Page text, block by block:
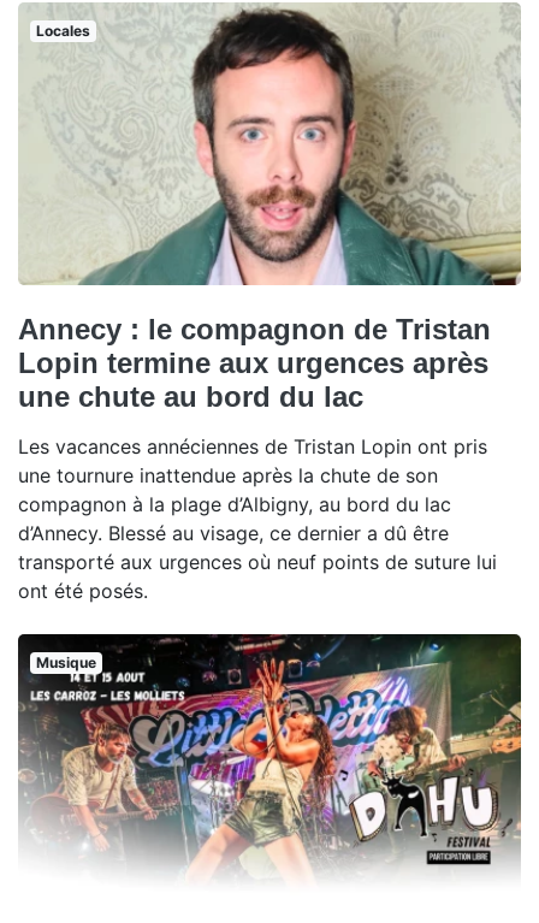
Locales
Annecy : le compagnon de Tristan
Lopin termine aux urgences après
une chute au bord du lac
Les vacances annéciennes de Tristan Lopin ont pris
une tournure inattendue après la chute de son
compagnon à la plage d’Albigny, au bord du lac
d’Annecy. Blessé au visage, ce dernier a dû être
transporté aux urgences où neuf points de suture lui
ont été posés.
Musique